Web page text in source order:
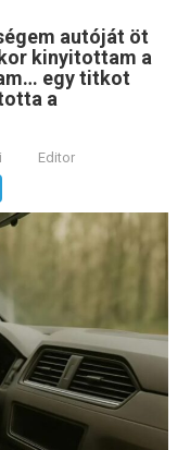
autóját öt
kinyitottam a
egy titkot
a
Editor